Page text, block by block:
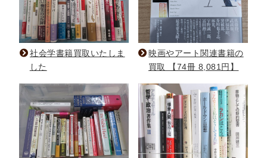
社会学書籍買取いたしま
した
映画やアート関連書籍の
買取 【74冊 8,081円】